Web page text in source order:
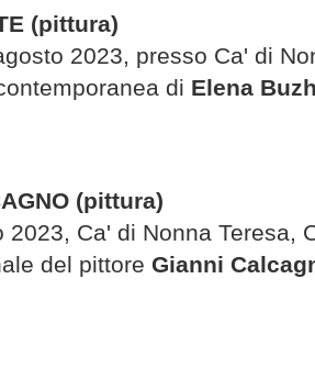
(pittura)
2023, presso Ca' di
di Elena
(pittura)
2023, Ca' di Nonna Teresa,
del pittore Gianni